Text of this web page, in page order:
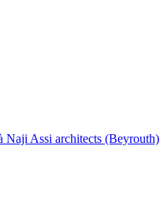
Naji Assi architects (Beyrouth)